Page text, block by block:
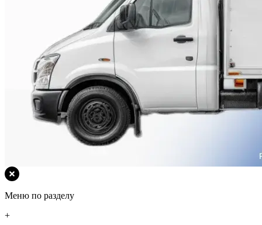
Меню по разделу
+